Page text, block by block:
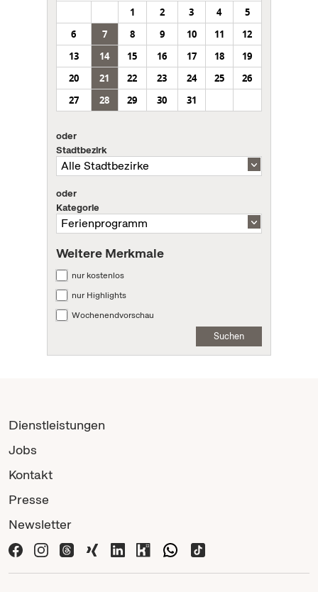
1
2 3 4
5
6
7 8 9 10 11
12
13
14 15 16 17 18
19
20
21 22 23 24 25
26
27
28 29 30 31
oder
Stadtbezirk
oder
Kategorie
Weitere Merkmale
nur kostenlos
nur Highlights
Wochenendvorschau
Suchen
Dienstleistungen
Jobs
Kontakt
Presse
Newsletter